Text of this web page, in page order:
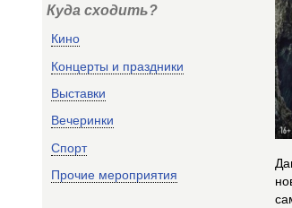
Куда сходить?
Кино
Концерты и праздники
Выставки
Вечеринки
Спорт
Прочие мероприятия